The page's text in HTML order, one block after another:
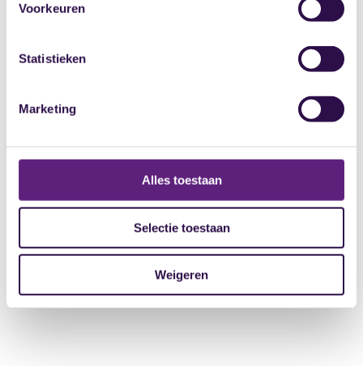
Voorkeuren
Statistieken
Marketing
Alles toestaan
Selectie toestaan
Weigeren
Ondersteuning
Externe vertrouwenspersoon
Begeleider beschuldigde
Herstel-mediation
Praktisch